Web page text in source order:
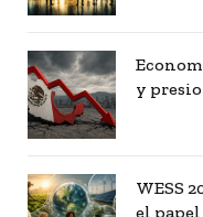
y
WESS
el papel